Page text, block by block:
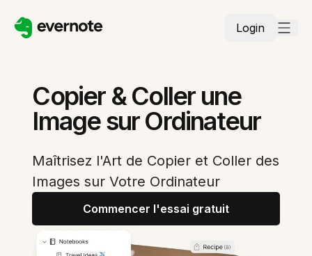
Login
Copier & Coller une
Image sur Ordinateur
Maîtrisez l'Art de Copier et Coller des
Images sur Votre Ordinateur
Commencer l'essai gratuit